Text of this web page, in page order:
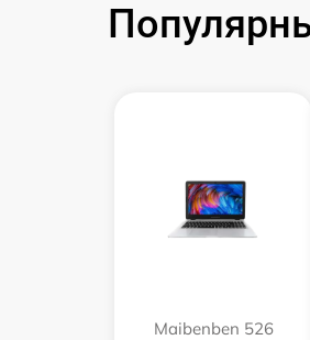
Maibenben 526